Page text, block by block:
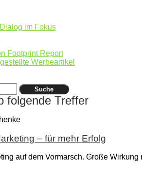
im Fokus
Footprint Report
Werbeartikel
Suche
folgende Treffer
– für mehr Erfolg
auf dem Vormarsch. Große